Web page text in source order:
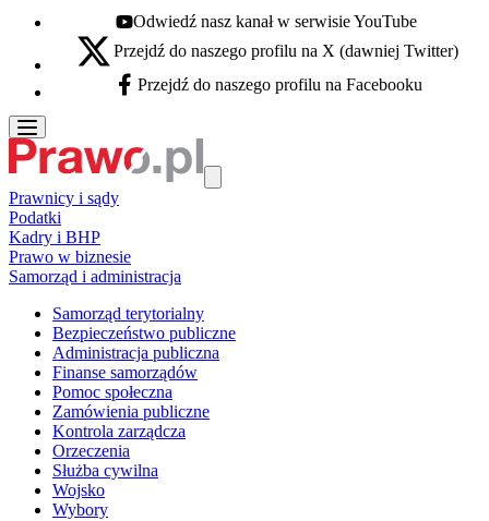
Youtube - otwiera się w nowej karcie
Odwiedź nasz kanał w serwisie YouTube
X - otwiera się w nowej karcie
Przejdź do naszego profilu na X (dawniej Twitter)
Facebook - otwiera się w nowej karcie
Przejdź do naszego profilu na Facebooku
Prawnicy i sądy
Podatki
Kadry i BHP
Prawo w biznesie
Samorząd i administracja
Samorząd terytorialny
Bezpieczeństwo publiczne
Administracja publiczna
Finanse samorządów
Pomoc społeczna
Zamówienia publiczne
Kontrola zarządcza
Orzeczenia
Służba cywilna
Wojsko
Wybory